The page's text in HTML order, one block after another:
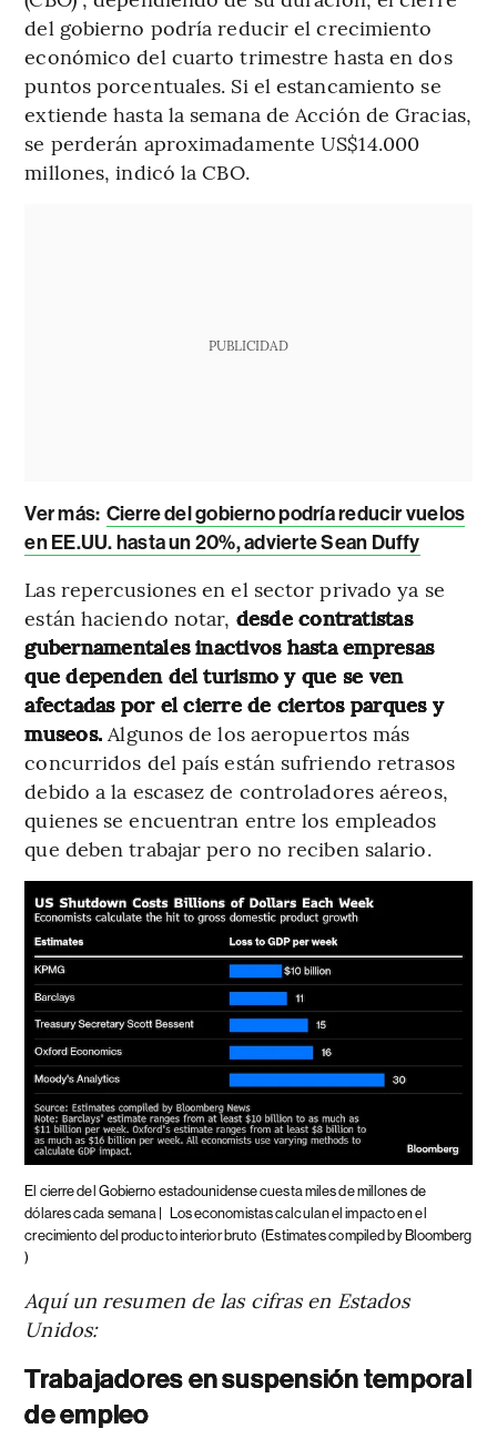
del gobierno podría reducir el crecimiento
económico del cuarto trimestre hasta en dos
puntos porcentuales. Si el estancamiento se
extiende hasta la semana de Acción de Gracias,
se perderán aproximadamente US$14.000
millones, indicó la CBO.
PUBLICIDAD
Ver más: Cierre del gobierno podría reducir vuelos
en EE.UU. hasta un 20%, advierte Sean Duffy
Las repercusiones en el sector privado ya se
están haciendo notar, desde contratistas
gubernamentales inactivos hasta empresas
que dependen del turismo y que se ven
afectadas por el cierre de ciertos parques y
museos.Algunos de los aeropuertos más
concurridos del país están sufriendo retrasos
debido a la escasez de controladores aéreos,
quienes se encuentran entre los empleados
que deben trabajar pero no reciben salario.
El cierre del Gobierno estadounidense cuesta miles de millones de
dólares cada semana |
Los economistas calculan el impacto en el
crecimiento del producto interior bruto (Estimates compiled by Bloomberg
)
Aquí un resumen de las cifras en Estados
Unidos:
Trabajadores en suspensión temporal
de empleo